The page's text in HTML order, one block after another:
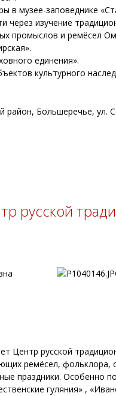
в музее-заповеднике
изучение
промыслов и ремёсел
единения».
культурного
район, Большеречье, ул.
русской
Центр русской
ремёсел, фольклора,
праздники. Особенно
гуляния» ,